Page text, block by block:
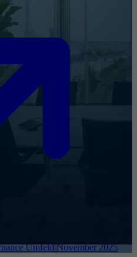
Umfeld November 2025